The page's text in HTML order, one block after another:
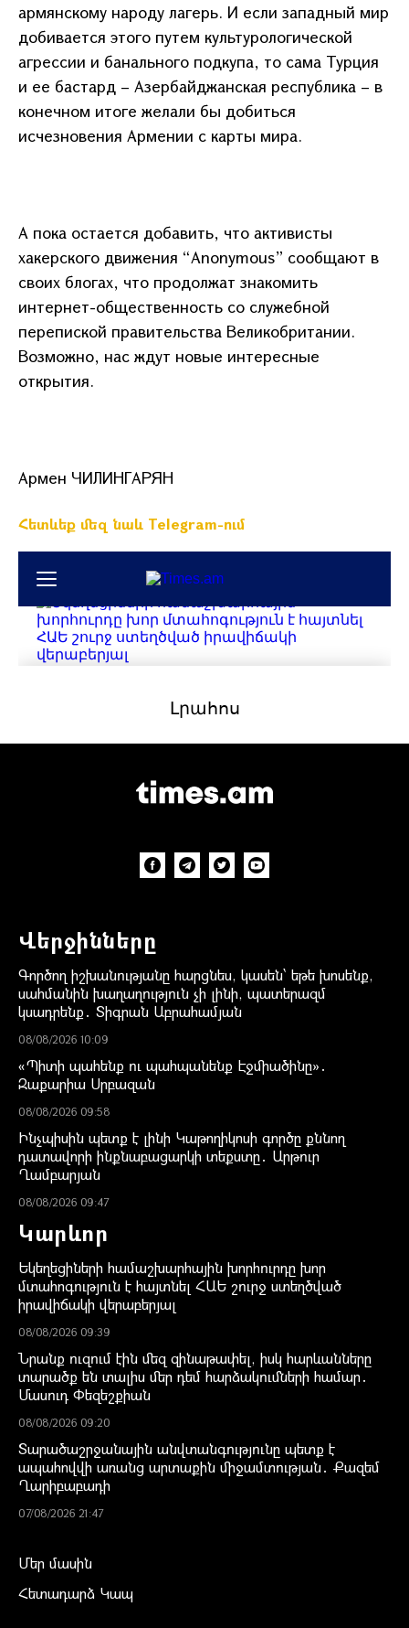
армянскому народу лагерь. И если западный мир
добивается этого путем культурологической
агрессии и банального подкупа, то сама Турция
и ее бастард – Азербайджанская республика – в
конечном итоге желали бы добиться
исчезновения Армении с карты мира.
А пока остается добавить, что активисты
хакерского движения “Anonymous” сообщают в
своих блогах, что продолжат знакомить
интернет-общественность со служебной
перепиской правительства Великобритании.
Возможно, нас ждут новые интересные
открытия.
Армен ЧИЛИНГАРЯН
Հետևեք մեզ նաև Telegram-ում
Վերջինները
Գործող իշխանությանը հարցնես, կասեն՝ եթե խոսենք,
սահմանին խաղաղություն չի լինի, պատերազմ
կսադրենք․ Տիգրան Աբրահամյան
08/08/2026 10:09
«Պիտի պահենք ու պահպանենք Էջմիածինը»․
Զաքարիա Սրբազան
08/08/2026 09:58
Ինչպիսին պետք է լինի Կաթողիկոսի գործը քննող
դատավորի ինքնաբացարկի տեքստը․ Արթուր
Ղամբարյան
08/08/2026 09:47
Կարևոր
Եկեղեցիների համաշխարհային խորհուրդը խոր
մտահոգություն է հայտնել ՀԱԵ շուրջ ստեղծված
իրավիճակի վերաբերյալ
08/08/2026 09:39
Նրանք ուզում էին մեզ զինաթափել, իսկ հարևանները
տարածք են տալիս մեր դեմ հարձակումների համար․
Մասուդ Փեզեշքիան
08/08/2026 09:20
Տարածաշրջանային անվտանգությունը պետք է
ապահովվի առանց արտաքին միջամտության․ Քազեմ
Ղարիբաբադի
07/08/2026 21:47
Մեր մասին
Հետադարձ Կապ